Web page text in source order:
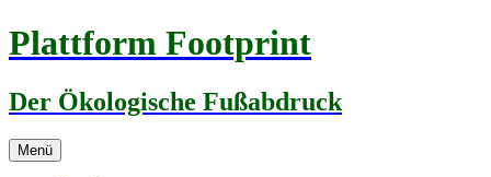
Zum
Inhalt
Plattform Footprint
Der Ökologische Fußabdruck
Menü